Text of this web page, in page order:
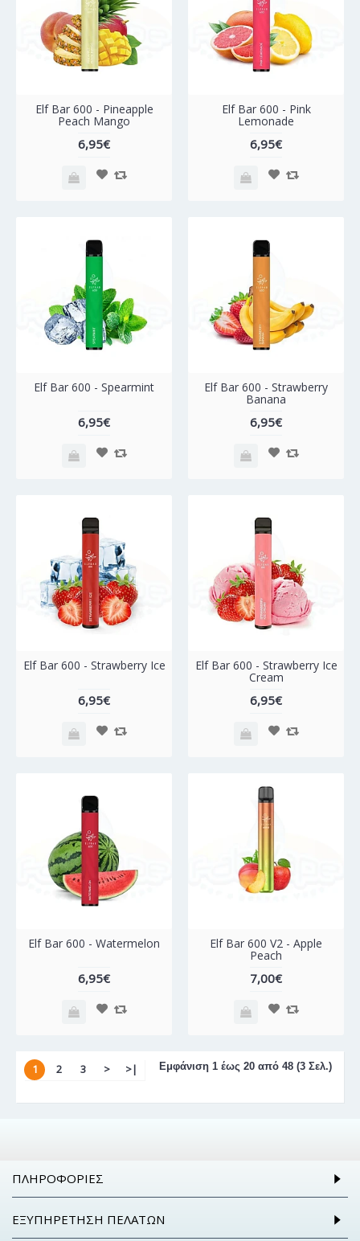
Elf Bar 600 - Pineapple
Peach Mango
6,95€
Elf Bar 600 - Pink
Lemonade
6,95€
Elf Bar 600 - Spearmint
6,95€
Elf Bar 600 - Strawberry
Banana
6,95€
Elf Bar 600 - Strawberry Ice
6,95€
Elf Bar 600 - Strawberry Ice
Cream
6,95€
Elf Bar 600 - Watermelon
6,95€
Elf Bar 600 V2 - Apple
Peach
7,00€
1 2 3 > >| Εμφάνιση 1 έως 20 από 48 (3 Σελ.)
ΠΛΗΡΟΦΟΡΊΕΣ
ΕΞΥΠΗΡΈΤΗΣΗ ΠΕΛΑΤΏΝ